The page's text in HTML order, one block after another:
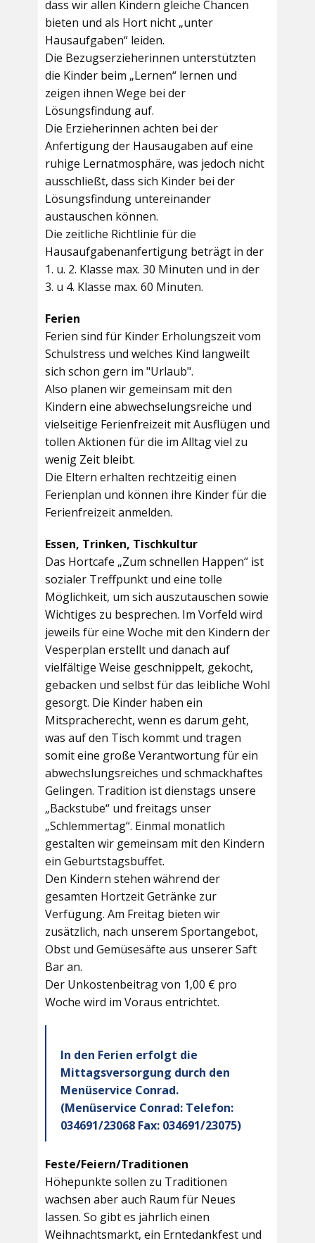
dass wir allen Kindern gleiche Chancen
bieten und als Hort nicht „unter
Hausaufgaben“ leiden.
Die Bezugserzieherinnen unterstützten
die Kinder beim „Lernen“ lernen und
zeigen ihnen Wege bei der
Lösungsfindung auf.
Die Erzieherinnen achten bei der
Anfertigung der Hausaugaben auf eine
ruhige Lernatmosphäre, was jedoch nicht
ausschließt, dass sich Kinder bei der
Lösungsfindung untereinander
austauschen können.
Die zeitliche Richtlinie für die
Hausaufgabenanfertigung beträgt in der
1. u. 2. Klasse max. 30 Minuten und in der
3. u 4. Klasse max. 60 Minuten.
Ferien
Ferien sind für Kinder Erholungszeit vom
Schulstress und welches Kind langweilt
sich schon gern im "Urlaub".
Also planen wir gemeinsam mit den
Kindern eine abwechselungsreiche und
vielseitige Ferienfreizeit mit Ausflügen und
tollen Aktionen für die im Alltag viel zu
wenig Zeit bleibt.
Die Eltern erhalten rechtzeitig einen
Ferienplan und können ihre Kinder für die
Ferienfreizeit anmelden.
Essen, Trinken, Tischkultur
Das Hortcafe „Zum schnellen Happen“ ist
sozialer Treffpunkt und eine tolle
Möglichkeit, um sich auszutauschen sowie
Wichtiges zu besprechen. Im Vorfeld wird
jeweils für eine Woche mit den Kindern der
Vesperplan erstellt und danach auf
vielfältige Weise geschnippelt, gekocht,
gebacken und selbst für das leibliche Wohl
gesorgt. Die Kinder haben ein
Mitspracherecht, wenn es darum geht,
was auf den Tisch kommt und tragen
somit eine große Verantwortung für ein
abwechslungsreiches und schmackhaftes
Gelingen. Tradition ist dienstags unsere
„Backstube“ und freitags unser
„Schlemmertag“. Einmal monatlich
gestalten wir gemeinsam mit den Kindern
ein Geburtstagsbuffet.
Den Kindern stehen während der
gesamten Hortzeit Getränke zur
Verfügung. Am Freitag bieten wir
zusätzlich, nach unserem Sportangebot,
Obst und Gemüsesäfte aus unserer Saft
Bar an.
Der Unkostenbeitrag von 1,00 € pro
Woche wird im Voraus entrichtet.
In den Ferien erfolgt die
Mittagsversorgung durch den
Menüservice Conrad.
(Menüservice Conrad: Telefon:
034691/23068 Fax: 034691/23075)
Feste/Feiern/Traditionen
Höhepunkte sollen zu Traditionen
wachsen aber auch Raum für Neues
lassen. So gibt es jährlich einen
Weihnachtsmarkt, ein Erntedankfest und